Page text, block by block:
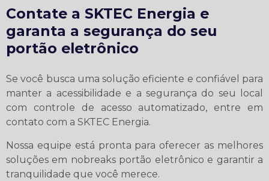
Contate a SKTEC Energia e
garanta a segurança do seu
portão eletrônico
Se você busca uma solução eficiente e confiável para
manter a acessibilidade e a segurança do seu local
com controle de acesso automatizado, entre em
contato com a SKTEC Energia.
Nossa equipe está pronta para oferecer as melhores
soluções em nobreaks portão eletrônico e garantir a
tranquilidade que você merece.